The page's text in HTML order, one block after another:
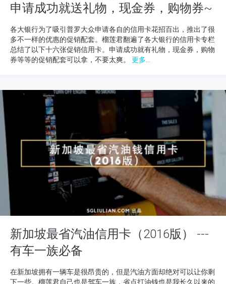
申请成功就送礼物，现金券，购物券~
各大银行为了吸引普罗大众申请各自的信用卡花招百出，推出了很
多不一样的优惠的促销配套。榴莲君翻遍了各大银行的信用卡专栏
总结了以下十六张促销信用卡。申请成功就有礼物，现金券，购物
券等等的促销配套可以拿，不要太爽。 更多...
新加坡最省汽油信用卡（2016版） ---
有车一族必备
在新加坡拥有一辆车是很昂贵的，但是汽油方面却绝对可以让你剩
下一些。榴莲君自己也是驾车一族，省点打油钱也是我长久以来的